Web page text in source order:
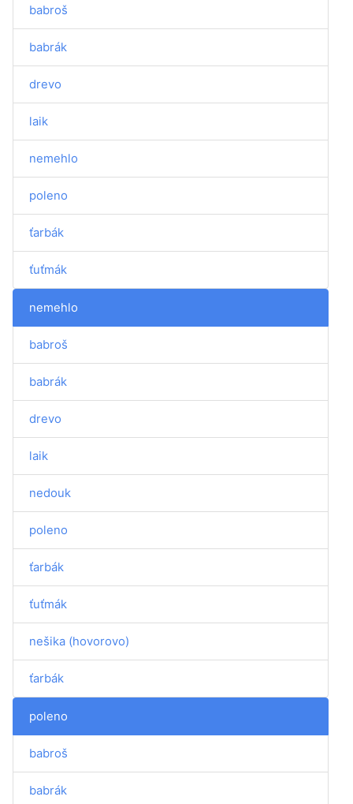
babroš
babrák
drevo
laik
nemehlo
poleno
ťarbák
ťuťmák
nemehlo
babroš
babrák
drevo
laik
nedouk
poleno
ťarbák
ťuťmák
nešika (hovorovo)
ťarbák
poleno
babroš
babrák